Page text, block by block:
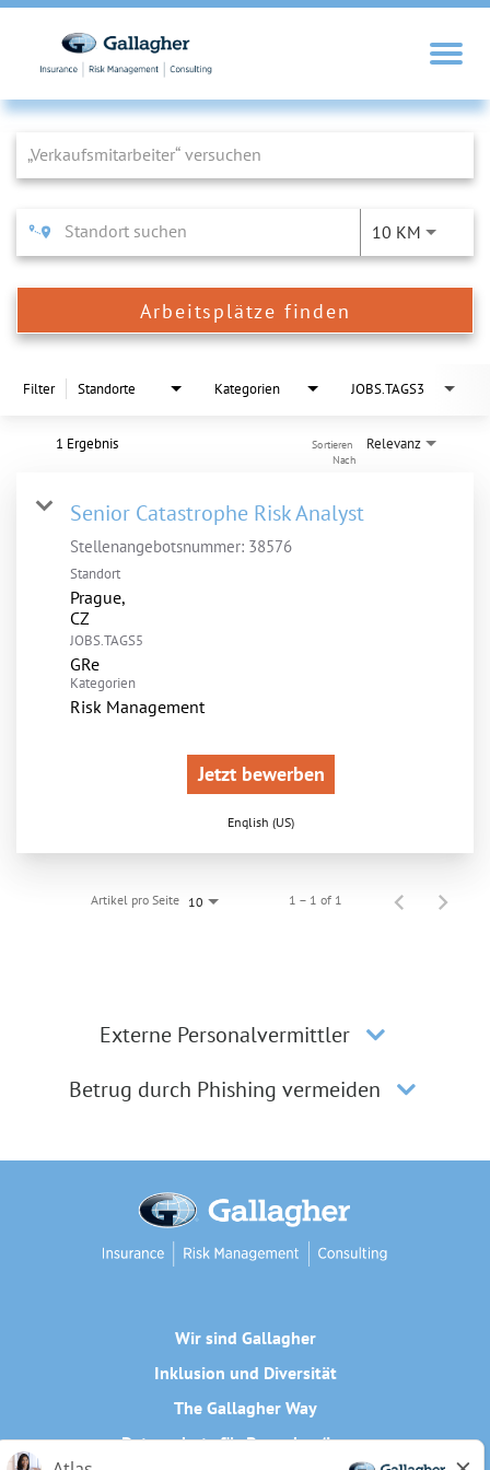
Job Search Page
10 KM
Arbeitsplätze finden
Filter Standorte Kategorien JOBS.TAGS3
1 Ergebnis Relevanz
Sortieren
Nach
Senior Catastrophe Risk Analyst
Stellenangebotsnummer: 38576
Standort
Prague,
JOBS.TAGS5
GRe
Kategorien
Risk Management
Jetzt bewerben
English (US)
Artikel pro Seite 10 1 – 1 of 1
Externe Personalvermittler
Betrug durch Phishing vermeiden
Wir sind Gallagher
Inklusion und Diversität
The Gallagher Way
Datenschutz für Bewerber/innen